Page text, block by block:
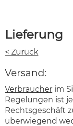
Lieferung
< Zurück
Versand:
Verbraucher im
Regelungen ist
Rechtsgeschäft
überwiegend